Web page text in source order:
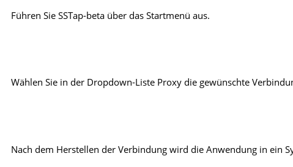
Führen Sie SSTap-beta über das Startmenü aus.
Wählen Sie in der Dropdown-Liste Proxy die gewünschte
Nach dem Herstellen der Verbindung wird die Anwendung in ein